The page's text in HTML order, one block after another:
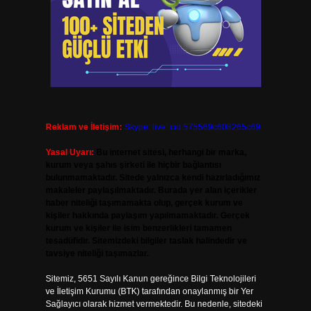
Reklam ve İletişim: Skype: live:.cid.575569c608265c69
Yasal Uyarı:
Sitemiz, 5651 Sayılı Kanun gereğince Bilgi Teknolojileri
ve İletişim Kurumu (BTK) tarafından onaylanmış bir Yer
Sağlayıcı olarak hizmet vermektedir. Bu nedenle, sitedeki